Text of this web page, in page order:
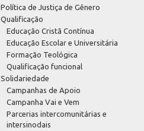
Política de Justiça de Gênero
Qualificação
Educação Cristã Contínua
Educação Escolar e Universitária
Formação Teológica
Qualificação funcional
Solidariedade
Campanhas de Apoio
Campanha Vai e Vem
Parcerias intercomunitárias e
intersinodais